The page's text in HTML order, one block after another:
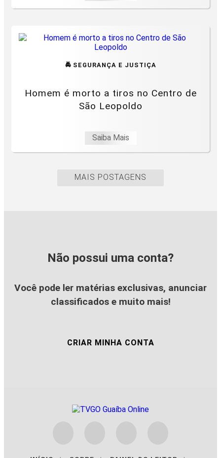
🚔 SEGURANÇA E JUSTIÇA
Homem é morto a tiros no Centro de
São Leopoldo
Saiba Mais
MAIS POSTAGENS
Não possui uma conta?
Você pode ler matérias exclusivas, anunciar
classificados e muito mais!
CRIAR MINHA CONTA